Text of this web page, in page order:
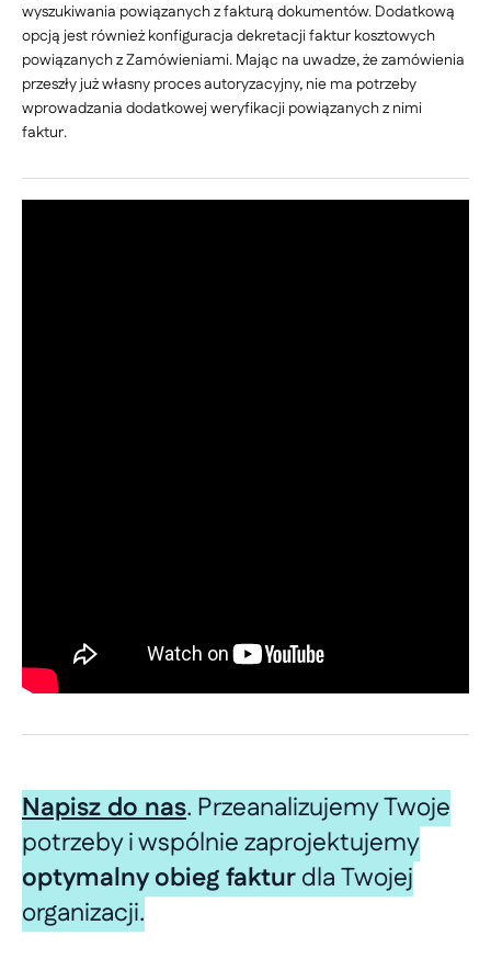
wyszukiwania powiązanych z fakturą dokumentów. Dodatkową
opcją jest również konfiguracja dekretacji faktur kosztowych
powiązanych z Zamówieniami. Mając na uwadze, że zamówienia
przeszły już własny proces autoryzacyjny, nie ma potrzeby
wprowadzania dodatkowej weryfikacji powiązanych z nimi
faktur.
Napisz do nas. Przeanalizujemy Twoje
potrzeby i wspólnie zaprojektujemy
optymalny obieg fakturdla Twojej
organizacji.